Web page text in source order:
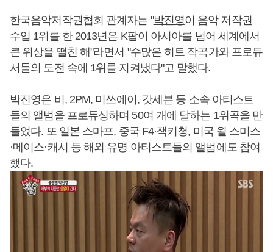
한국음악저작권협회 관계자는 "박진영이 음악 저작권
수입 1위를 한 2013년은 K팝이 아시아를 넘어 세계에서
큰 위상을 떨친 해"라면서 "수많은 히트 작곡가와 프로듀
서들의 도전 속에 1위를 지켜냈다"고 말했다.
박진영은 비, 2PM, 미쓰에이, 갓세븐 등 소속 아티스트
들의 앨범을 프로듀싱하며 50여 개에 달하는 1위곡을 만
들었다. 또 일본 스마프, 중국 F4·잭키청, 미국 윌 스미스
·메이스·캐시 등 해외 유명 아티스트들의 앨범에도 참여
했다.